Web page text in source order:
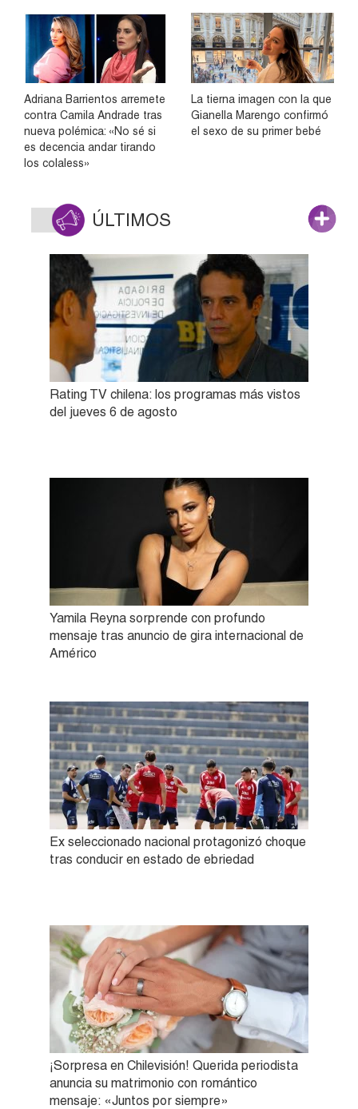
Adriana Barrientos arremete
contra Camila Andrade tras
nueva polémica: «No sé si
es decencia andar tirando
los colaless»
La tierna imagen con la que
Gianella Marengo confirmó
el sexo de su primer bebé
ÚLTIMOS
Rating TV chilena: los programas más vistos
del jueves 6 de agosto
Yamila Reyna sorprende con profundo
mensaje tras anuncio de gira internacional de
Américo
Ex seleccionado nacional protagonizó choque
tras conducir en estado de ebriedad
¡Sorpresa en Chilevisión! Querida periodista
anuncia su matrimonio con romántico
mensaje: «Juntos por siempre»